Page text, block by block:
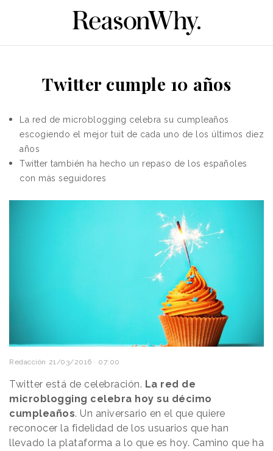
Twitter cumple 10 años
La red de microblogging celebra su cumpleaños
escogiendo el mejor tuit de cada uno de los últimos diez
años
Twitter también ha hecho un repaso de los españoles
con más seguidores
Redacción 21/03/2016 · 07:00
Twitter está de celebración. La red de
microblogging celebra hoy su décimo
cumpleaños. Un aniversario en el que quiere
reconocer la fidelidad de los usuarios que han
llevado la plataforma a lo que es hoy. Camino que ha